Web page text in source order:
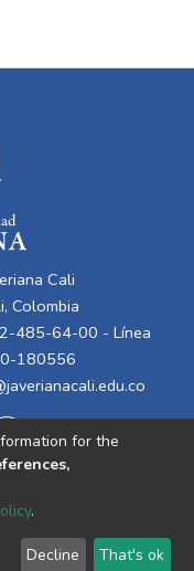
Cali
Colombia
485-64-00 - Línea
180556
User
Send
for the
.
Decline That's ok